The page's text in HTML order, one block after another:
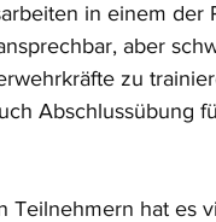
in einem der
aber
zu
Abschlussübung
Teilnehmern hat es